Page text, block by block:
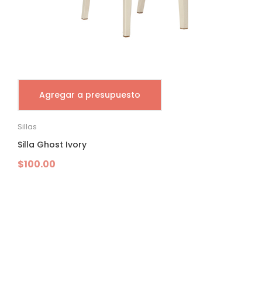
Agregar a presupuesto
Sillas
Silla Ghost Ivory
$100.00